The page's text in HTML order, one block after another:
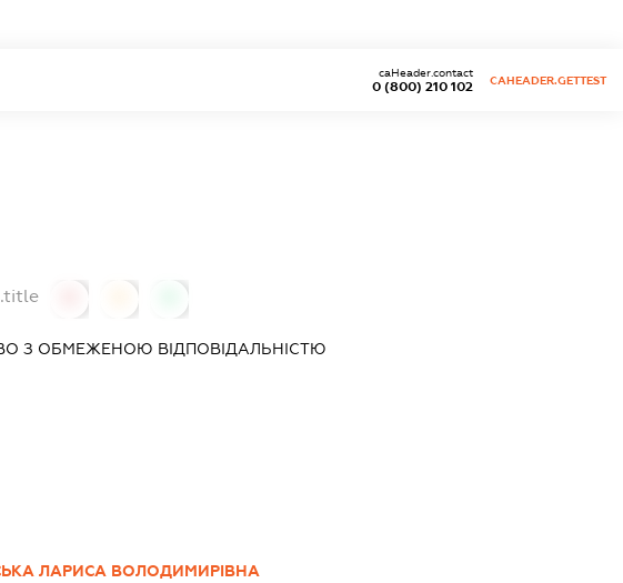
0 (800) 210 102
caHeader.contact
CAHEADER.GETTEST
З ОБМЕЖЕНОЮ ВІДПОВІДАЛЬНІСТЮ
ЛАРИСА ВОЛОДИМИРІВНА